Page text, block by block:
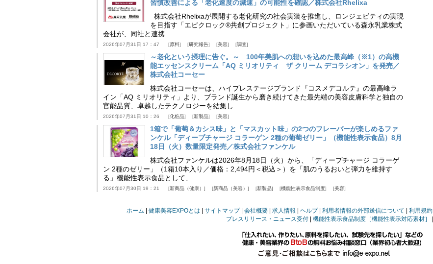
習慣改善による「老化速度の減速」の可能性を確認／株式会社Rhelixa
株式会社Rhelixaが展開する老化研究の社会実装を推進し、ロンジェビティの実現
を目指す「エピクロック®共創プロジェクト」に参画いただいている森永乳業株式
会社が、同社と連携……
2026年07月31日 17：47 原料 研究報告 美容 調査
～老化という摂理に告ぐ。～ 100年美肌への想いを込めた最高峰（※1）の高機
能エッセンスクリーム「AQ ミリオリティ ザ クリーム デコラシオン」を発売／
株式会社コーセー
株式会社コーセーは、ハイプレステージブランド『コスメデコルテ』の最高峰ラ
イン「AQ ミリオリティ」より、ブランド誕生から磨き続けてきた最先端の美容皮膚科学と独自の
官能品質、卓越したテクノロジーを結集し……
2026年07月31日 10：26 化粧品 新製品 美容
1箱で「葡萄＆カシス味」と「マスカット味」の2つのフレーバーが楽しめるファ
ンケル「ディープチャージ コラーゲン 2種の葡萄ゼリー」（機能性表示食品）8月
18日（火）数量限定発売／株式会社ファンケル
株式会社ファンケルは2026年8月18日（火）から、「ディープチャージ コラーゲ
ン 2種のゼリー」（1箱10本入り／価格：2,494円＜税込＞）を「肌のうるおいと弾力を維持す
る」機能性表示食品として、……
2026年07月30日 19：21 新商品（健康） 新商品（美容） 新製品 機能性表示食品制度 美容
ホーム 健康美容EXPOとは サイトマップ 会社概要 求人情報 ヘルプ 利用者情報の外部送信について 利用規約
プレスリリース・ニュース受付
機能性表示食品制度［機能性表示対応素材］